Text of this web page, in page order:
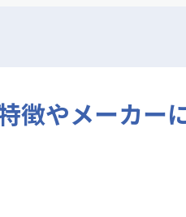
徴やメーカー